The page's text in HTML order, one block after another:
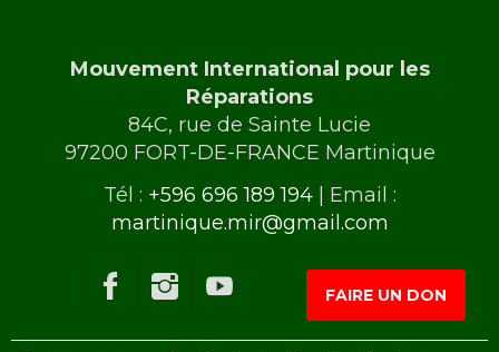
Mouvement International pour les
Réparations
84C, rue de Sainte Lucie
97200 FORT-DE-FRANCE Martinique
Tél : +596 696 189 194| Email :
martinique.mir@gmail.com
FAIRE UN DON